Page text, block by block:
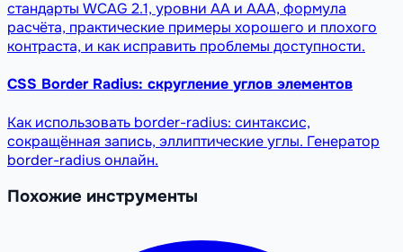
стандарты WCAG 2.1, уровни AA и AAA, формула
расчёта, практические примеры хорошего и плохого
контраста, и как исправить проблемы доступности.
CSS Border Radius: скругление углов элементов
Как использовать border-radius: синтаксис,
сокращённая запись, эллиптические углы. Генератор
border-radius онлайн.
Похожие инструменты